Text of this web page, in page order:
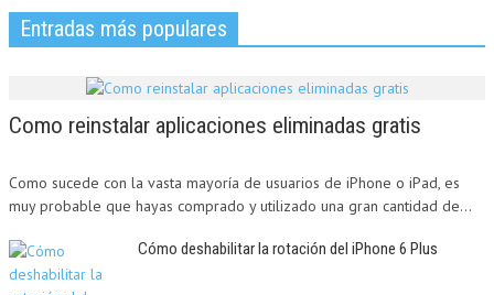
Entradas más populares
Como reinstalar aplicaciones eliminadas gratis
Como sucede con la vasta mayoría de usuarios de iPhone o iPad, es
muy probable que hayas comprado y utilizado una gran cantidad de...
Cómo deshabilitar la rotación del iPhone 6 Plus